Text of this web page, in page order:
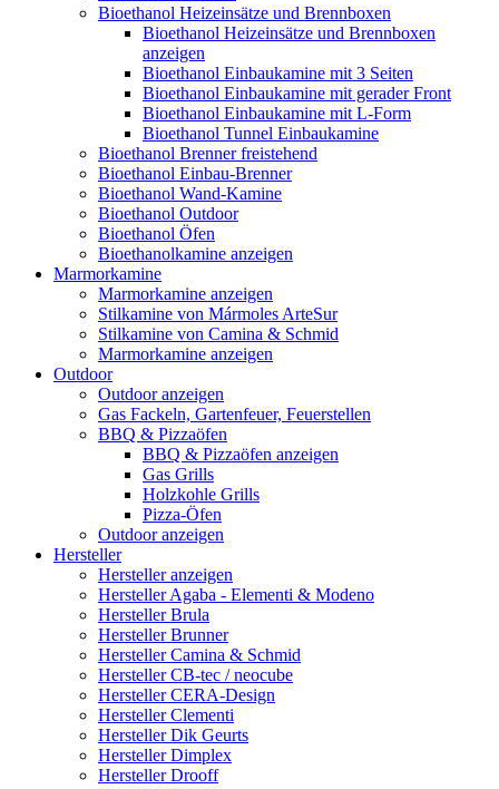
Bioethanol Heizeinsätze und Brennboxen
Bioethanol Heizeinsätze und Brennboxen
anzeigen
Bioethanol Einbaukamine mit 3 Seiten
Bioethanol Einbaukamine mit gerader Front
Bioethanol Einbaukamine mit L-Form
Bioethanol Tunnel Einbaukamine
Bioethanol Brenner freistehend
Bioethanol Einbau-Brenner
Bioethanol Wand-Kamine
Bioethanol Outdoor
Bioethanol Öfen
Bioethanolkamine anzeigen
Marmorkamine
Marmorkamine anzeigen
Stilkamine von Mármoles ArteSur
Stilkamine von Camina & Schmid
Marmorkamine anzeigen
Outdoor
Outdoor anzeigen
Gas Fackeln, Gartenfeuer, Feuerstellen
BBQ & Pizzaöfen
BBQ & Pizzaöfen anzeigen
Gas Grills
Holzkohle Grills
Pizza-Öfen
Outdoor anzeigen
Hersteller
Hersteller anzeigen
Hersteller Agaba - Elementi & Modeno
Hersteller Brula
Hersteller Brunner
Hersteller Camina & Schmid
Hersteller CB-tec / neocube
Hersteller CERA-Design
Hersteller Clementi
Hersteller Dik Geurts
Hersteller Dimplex
Hersteller Drooff